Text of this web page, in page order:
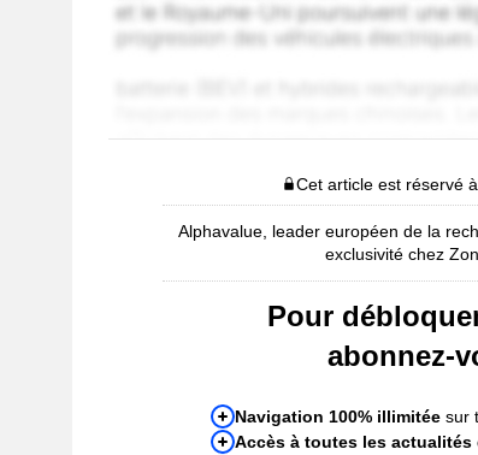
Cet article est réservé
Alphavalue, leader européen de la
exclusivité chez
Pour
abonnez-
Navigation 100% illimitée sur
Accès à toutes les actualités